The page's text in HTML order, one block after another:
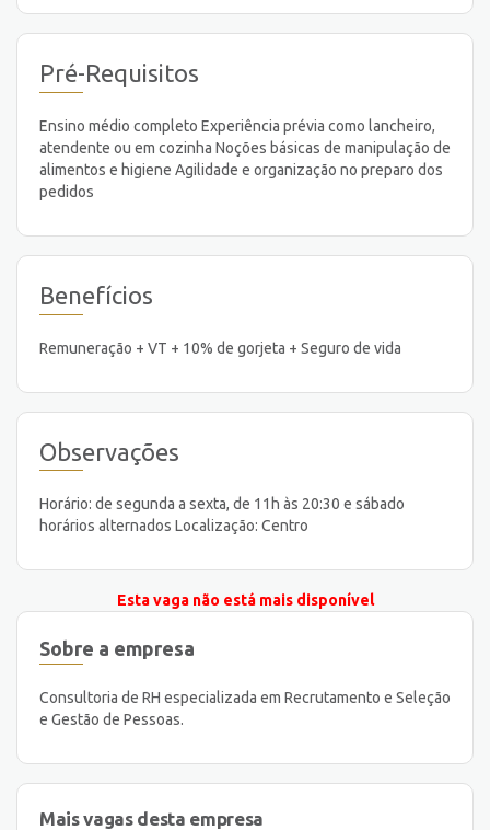
Pré-Requisitos
Ensino médio completo Experiência prévia como lancheiro,
atendente ou em cozinha Noções básicas de manipulação de
alimentos e higiene Agilidade e organização no preparo dos
pedidos
Benefícios
Remuneração + VT + 10% de gorjeta + Seguro de vida
Observações
Horário: de segunda a sexta, de 11h às 20:30 e sábado
horários alternados Localização: Centro
Esta vaga não está mais disponível
Sobre a empresa
Consultoria de RH especializada em Recrutamento e Seleção
e Gestão de Pessoas.
Mais vagas desta empresa